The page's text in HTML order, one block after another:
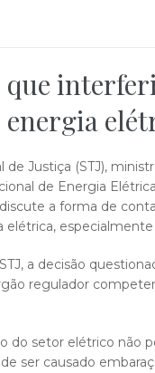
que
de Justiça (STJ),
de Energia
a forma de
elétrica,
a decisão
regulador
do setor elétrico não
ser causado